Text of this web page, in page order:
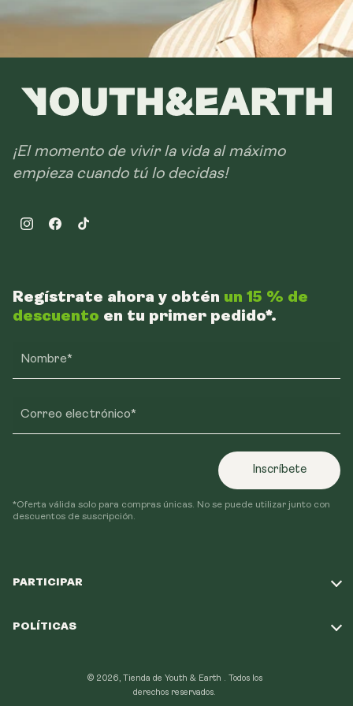
¡El momento de vivir la vida al máximo
empieza cuando tú lo decidas!
InstagramFacebookTikTok
PARTICIPAR
Programa de Lealtad
POLÍTICAS
Regístrate ahora y obtén un 15 % de
descuento en tu primer pedido*.
Nombre*
Correo electrónico*
Inscríbete
*Oferta válida solo para compras únicas. No se puede utilizar junto con
descuentos de suscripción.
© 2026, Tienda de Youth & Earth .
Todos los
derechos reservados.